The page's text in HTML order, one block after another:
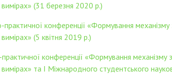
(31 березня 2020 р.)
практичної конференції «Формування
(5 квітня 2019 р.)
конференції «Формування
та I Міжнародного студентського